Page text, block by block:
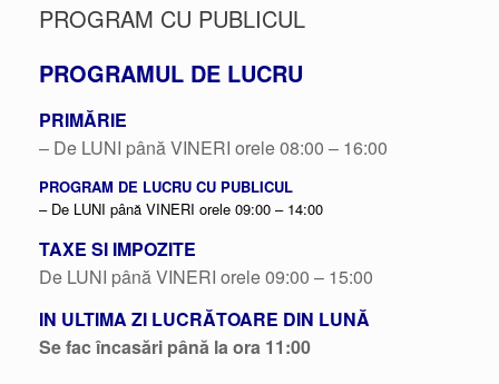
PROGRAM CU PUBLICUL
PROGRAMUL DE LUCRU
PRIMĂRIE
– De LUNI până VINERI orele 08:00 – 16:00
PROGRAM DE LUCRU CU PUBLICUL
– De LUNI până VINERI orele 09:00 – 14:00
TAXE SI IMPOZITE
De LUNI până VINERI orele 09:00 – 15:00
IN ULTIMA ZI LUCRĂTOARE DIN LUNĂ
Se fac încasări până la ora 11:00